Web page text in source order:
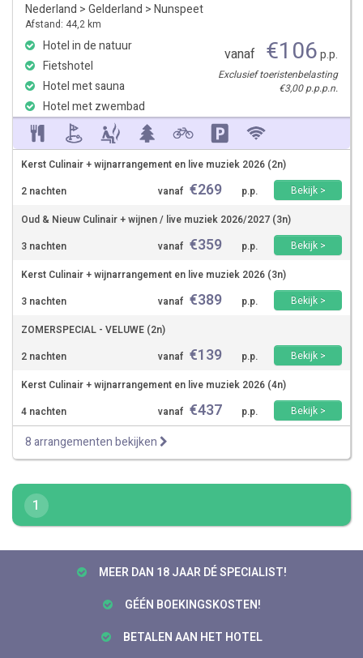
Nederland >Gelderland >Nunspeet
Afstand: 44,2 km
Hotel in de natuur
Fietshotel
Hotel met sauna
Hotel met zwembad
vanaf €106p.p.
Exclusief toeristenbelasting
€3,00 p.p.p.n.
Kerst Culinair + wijnarrangement en live muziek 2026 (2n)
2 nachten
vanaf €269 p.p.
Bekijk >
Oud & Nieuw Culinair + wijnen / live muziek 2026/2027 (3n)
3 nachten
vanaf €359 p.p.
Bekijk >
Kerst Culinair + wijnarrangement en live muziek 2026 (3n)
3 nachten
vanaf €389 p.p.
Bekijk >
ZOMERSPECIAL - VELUWE (2n)
2 nachten
vanaf €139 p.p.
Bekijk >
Kerst Culinair + wijnarrangement en live muziek 2026 (4n)
4 nachten
vanaf €437 p.p. Bekijk >
8 arrangementen bekijken
1
MEER DAN 18 JAAR DÉ SPECIALIST!
GÉÉN BOEKINGSKOSTEN!
BETALEN AAN HET HOTEL